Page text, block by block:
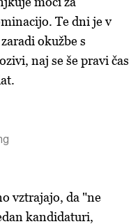
Te dni je v
okužbe s
naj se še pravi čas
vztrajajo, da "ne
kandidaturi,